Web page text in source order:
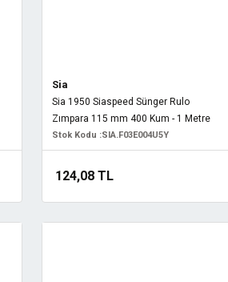
Sia
Sia 1950 Siaspeed Sünger Rulo
Zımpara 115 mm 400 Kum - 1 Metre
Stok Kodu :SIA.F03E004U5Y
124,08 TL